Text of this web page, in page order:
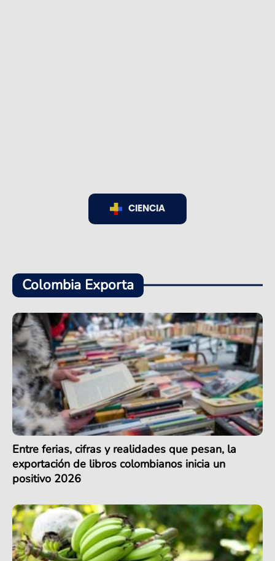
CIENCIA
Colombia Exporta
Entre ferias, cifras y realidades que pesan, la
exportación de libros colombianos inicia un
positivo 2026